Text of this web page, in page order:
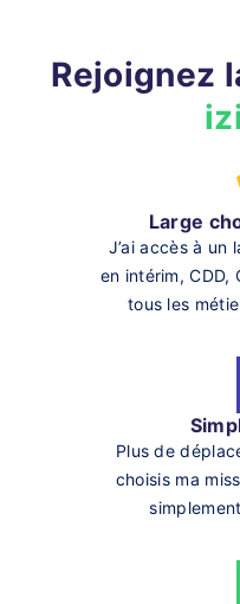
Rejoignez
Large
J’ai accès à un
en intérim, CDD,
tous les
Plus de
choisis ma